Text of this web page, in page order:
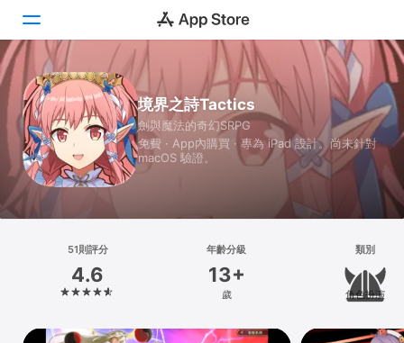
Today
遊戲
App
搜尋
iPhone
iPad
境界之詩Tactics
劍與魔法的奇幻SRPG
免費 · App內購買 · 專為 iPad 設計。尚未針對
macOS 驗證。
51則評分
4.6
年齡分級
13+
歲
類別
角色扮演